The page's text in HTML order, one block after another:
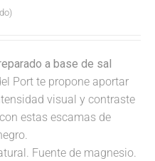
a base de sal
Port te propone aportar
visual y contraste
estas escamas de
Fuente de magnesio.